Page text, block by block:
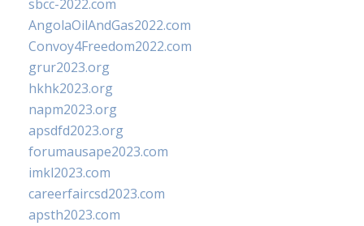
sbcc-2022.com
AngolaOilAndGas2022.com
Convoy4Freedom2022.com
grur2023.org
hkhk2023.org
napm2023.org
apsdfd2023.org
forumausape2023.com
imkl2023.com
careerfaircsd2023.com
apsth2023.com